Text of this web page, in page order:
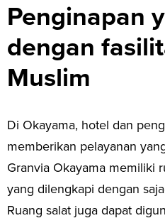
Penginapan
dengan
Muslim
Di Okayama, hotel dan
memberikan pelayanan
Granvia Okayama memiliki
yang dilengkapi dengan
Ruang salat juga dapat